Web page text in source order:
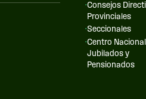
Consejos
Provinciales
Seccionales
Centro
Jubilados y
Pensionados